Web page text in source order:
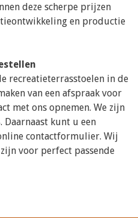
deze scherpe prijzen
en productie
recreatieterrasstoelen in de
van een afspraak voor
met ons opnemen. We zijn
Daarnaast kunt u een
contactformulier. Wij
voor perfect passende